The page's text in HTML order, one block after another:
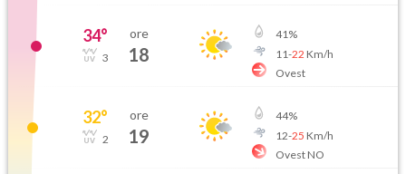
34°
3
ore
18
41%
11-22 Km/h
Ovest
32°
2
ore
19
44%
12-25 Km/h
Ovest NO